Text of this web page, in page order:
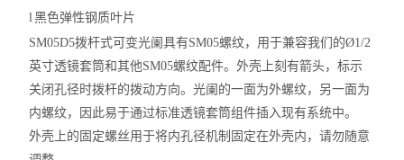
l黑色弹性钢质叶片
SM05D5拨杆式可变光阑具有SM05螺纹，用于兼容我们的Ø1/2
英寸透镜套筒和其他SM05螺纹配件。外壳上刻有箭头，标示
关闭孔径时拨杆的拨动方向。光阑的一面为外螺纹，另一面为
内螺纹，因此易于通过标准透镜套筒组件插入现有系统中。
外壳上的固定螺丝用于将内孔径机制固定在外壳内，请勿随意